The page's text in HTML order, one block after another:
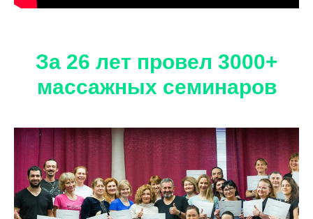
За 26 лет провел 3000+
массажных семинаров